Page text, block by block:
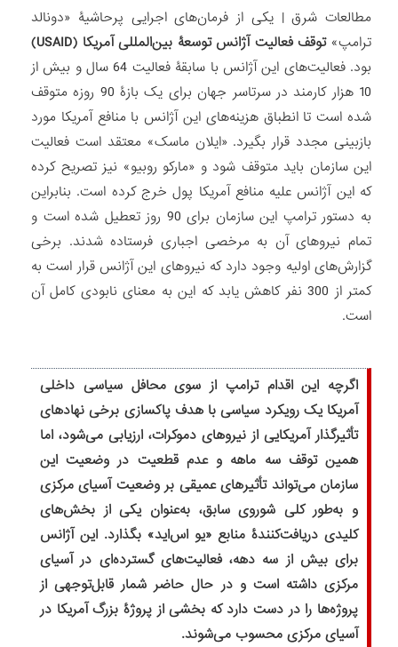
مطالعات شرق|یکی از فرمان‌های اجرایی پرحاشیۀ «دونالد
ترامپ»توقف فعالیت آژانس توسعۀ بین‌المللی آمریکا (USAID)
بود. فعالیت‌های این آژانس با سابقۀ فعالیت 64 سال و بیش از
10 هزار کارمند در سرتاسر جهان برای یک بازۀ 90 روزه متوقف
شده است تا انطباق هزینه‌های این آژانس با منافع آمریکا مورد
بازبینی مجدد قرار بگیرد. «ایلان ماسک» معتقد است فعالیت
این سازمان باید متوقف شود و «مارکو روبیو» نیز تصریح کرده
که این آژانس علیه منافع آمریکا پول خرج کرده است. بنابراین
به دستور ترامپ این سازمان برای 90 روز تعطیل شده است و
تمام نیروهای آن به مرخصی اجباری فرستاده شدند. برخی
گزارش‌های اولیه وجود دارد که نیروهای این آژانس قرار است به
کمتر از 300 نفر کاهش یابد که این به معنای نابودی کامل آن
است.
اگرچه این اقدام ترامپ از سوی محافل سیاسی داخلی
آمریکا یک رویکرد سیاسی با هدف پاکسازی برخی نهادهای
تأثیرگذار آمریکایی از نیروهای دموکرات، ارزیابی می‌شود، اما
همین توقف سه ماهه و عدم قطعیت در وضعیت این
سازمان می‌تواند تأثیرهای عمیقی بر وضعیت آسیای مرکزی
و به‌طور کلی شوروی سابق، به‌عنوان یکی از بخش‌های
کلیدی دریافت‌کنندۀ منابع «یو اس‌اید» بگذارد. این آژانس
برای بیش از سه دهه، فعالیت‌های گسترده‌ای در آسیای
مرکزی داشته است و در حال حاضر شمار قابل‌توجهی از
پروژه‌ها را در دست دارد که بخشی از پروژۀ بزرگ آمریکا در
آسیای مرکزی محسوب می‌شوند.